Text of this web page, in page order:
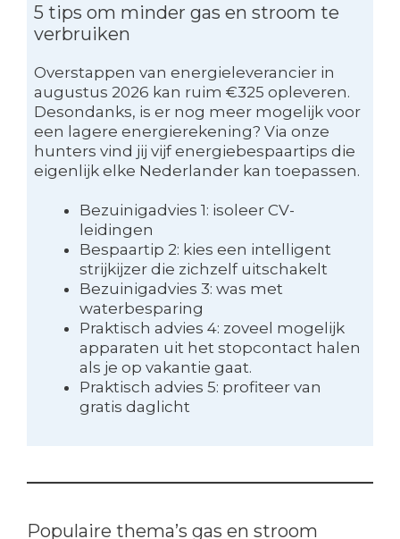
5 tips om minder gas en stroom te
verbruiken
Overstappen van energieleverancier in
augustus 2026 kan ruim €325 opleveren.
Desondanks, is er nog meer mogelijk voor
een lagere energierekening? Via onze
hunters vind jij vijf energiebespaartips die
eigenlijk elke Nederlander kan toepassen.
Bezuinigadvies 1: isoleer CV-
leidingen
Bespaartip 2: kies een intelligent
strijkijzer die zichzelf uitschakelt
Bezuinigadvies 3: was met
waterbesparing
Praktisch advies 4: zoveel mogelijk
apparaten uit het stopcontact halen
als je op vakantie gaat.
Praktisch advies 5: profiteer van
gratis daglicht
Populaire thema’s gas en stroom